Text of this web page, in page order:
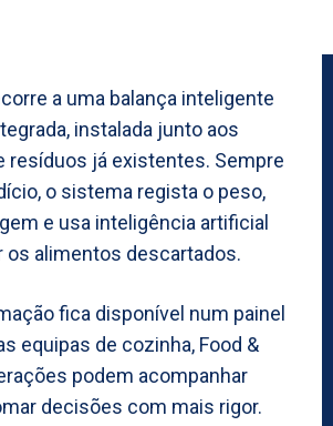
a uma balança inteligente
instalada junto aos
resíduos já existentes. Sempre
o sistema regista o peso,
e usa inteligência artificial
os alimentos descartados.
fica disponível num painel
equipas de cozinha, Food &
podem acompanhar
decisões com mais rigor.